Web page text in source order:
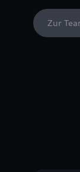
Zur